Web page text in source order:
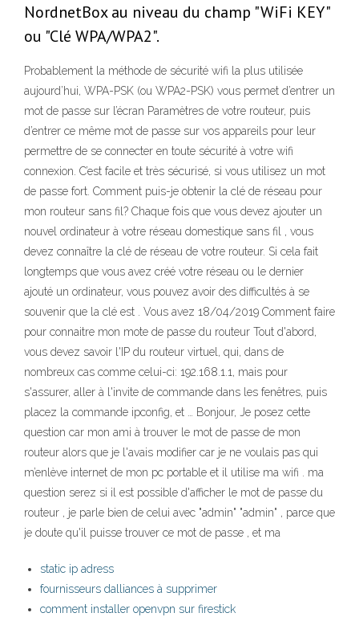
NordnetBox au niveau du champ "WiFi KEY"
ou "Clé WPA/WPA2".
Probablement la méthode de sécurité wifi la plus utilisée
aujourd’hui, WPA-PSK (ou WPA2-PSK) vous permet d’entrer un
mot de passe sur l’écran Paramètres de votre routeur, puis
d’entrer ce même mot de passe sur vos appareils pour leur
permettre de se connecter en toute sécurité à votre wifi
connexion. C’est facile et très sécurisé, si vous utilisez un mot
de passe fort. Comment puis-je obtenir la clé de réseau pour
mon routeur sans fil? Chaque fois que vous devez ajouter un
nouvel ordinateur à votre réseau domestique sans fil , vous
devez connaître la clé de réseau de votre routeur. Si cela fait
longtemps que vous avez créé votre réseau ou le dernier
ajouté un ordinateur, vous pouvez avoir des difficultés à se
souvenir que la clé est . Vous avez 18/04/2019 Comment faire
pour connaitre mon mote de passe du routeur Tout d'abord,
vous devez savoir l'IP du routeur virtuel, qui, dans de
nombreux cas comme celui-ci: 192.168.1.1, mais pour
s'assurer, aller à l'invite de commande dans les fenêtres, puis
placez la commande ipconfig, et … Bonjour, Je posez cette
question car mon ami à trouver le mot de passe de mon
routeur alors que je l'avais modifier car je ne voulais pas qui
m’enlève internet de mon pc portable et il utilise ma wifi . ma
question serez si il est possible d'afficher le mot de passe du
routeur , je parle bien de celui avec "admin" "admin" , parce que
je doute qu'il puisse trouver ce mot de passe , et ma
static ip adress
fournisseurs dalliances à supprimer
comment installer openvpn sur firestick